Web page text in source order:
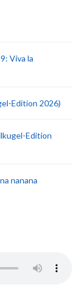
Viva la
Edition 2026)
Edition
nanana